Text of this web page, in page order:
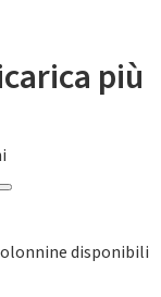
più
disponibili